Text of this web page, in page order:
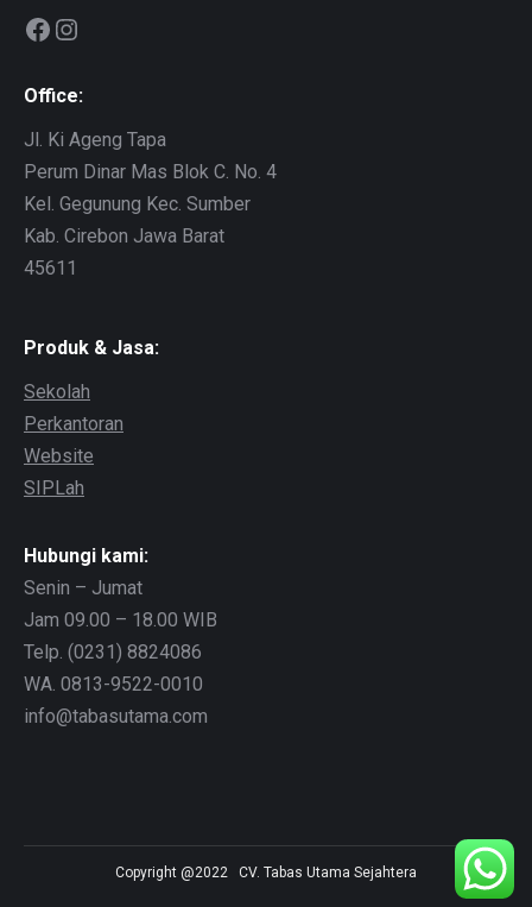
Facebook
Instagram
Office:
Jl. Ki Ageng Tapa
Perum Dinar Mas Blok C. No. 4
Kel. Gegunung Kec. Sumber
Kab. Cirebon Jawa Barat
45611
Produk & Jasa:
Sekolah
Perkantoran
Website
SIPLah
Hubungi kami:
Senin – Jumat
Jam 09.00 – 18.00 WIB
Telp. (0231) 8824086
WA. 0813-9522-0010
info@tabasutama.com
Copyright @2022 CV. Tabas Utama Sejahtera